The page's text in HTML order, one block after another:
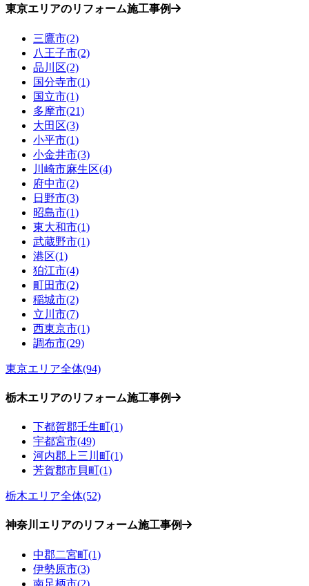
東京エリアのリフォーム施工事例
三鷹市(2)
八王子市(2)
品川区(2)
国分寺市(1)
国立市(1)
多摩市(21)
大田区(3)
小平市(1)
小金井市(3)
川崎市麻生区(4)
府中市(2)
日野市(3)
昭島市(1)
東大和市(1)
武蔵野市(1)
港区(1)
狛江市(4)
町田市(2)
稲城市(2)
立川市(7)
西東京市(1)
調布市(29)
東京エリア全体(94)
栃木エリアのリフォーム施工事例
下都賀郡壬生町(1)
宇都宮市(49)
河内郡上三川町(1)
芳賀郡市貝町(1)
栃木エリア全体(52)
神奈川エリアのリフォーム施工事例
中郡二宮町(1)
伊勢原市(3)
南足柄市(2)